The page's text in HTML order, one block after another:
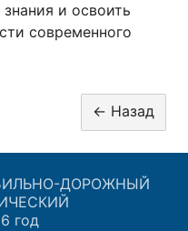
и освоить
современного
ДОРОЖНЫЙ
год